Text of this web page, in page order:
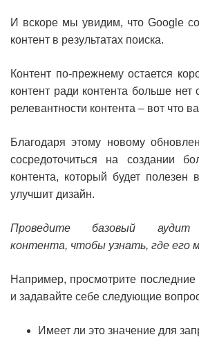
И вскоре мы увидим, что Google
контент в результатах поиска.
Контент по-прежнему остается
контент ради контента больше
релевантности контента – вот что
Благодаря этому новому
сосредоточиться на создании
контента, который будет полезен
улучшит дизайн.
Проведите базовый аудит
контента, чтобы узнать, где его
Например, просмотрите
и задавайте себе следующие
Имеет ли это значение для